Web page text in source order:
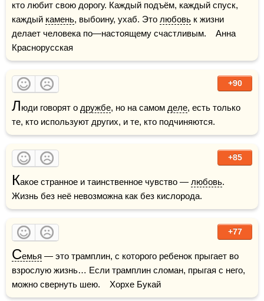
кто любит свою дорогу. Каждый подъём, каждый спуск,
каждый камень, выбоину, ухаб. Это любовь к жизни
делает человека по—настоящему счастливым.    Анна
Краснорусская
+90
Люди говорят о дружбе, но на самом деле, есть только
те, кто используют других, и те, кто подчиняются.
+85
Какое странное и таинственное чувство — любовь.
Жизнь без неё невозможна как без кислорода.
+77
Семья — это трамплин, с которого ребенок прыгает во
взрослую жизнь… Если трамплин сломан, прыгая с него,
можно свернуть шею.    Хорхе Букай